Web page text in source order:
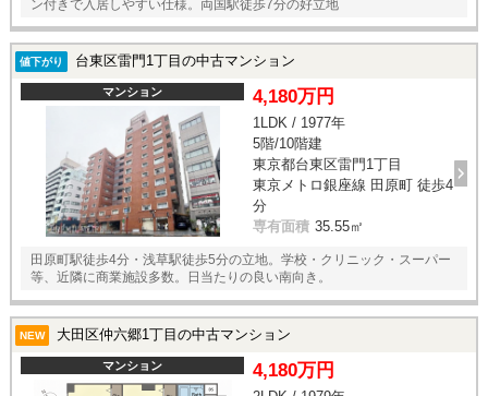
ン付きで入居しやすい仕様。両国駅徒歩7分の好立地
値下がり 台東区雷門1丁目の中古マンション
マンション 4,180万円
1LDK / 1977年
5階/10階建
東京都台東区雷門1丁目
東京メトロ銀座線 田原町 徒歩4
分
専有面積 35.55㎡
田原町駅徒歩4分・浅草駅徒歩5分の立地。学校・クリニック・スーパー
等、近隣に商業施設多数。日当たりの良い南向き。
NEW 大田区仲六郷1丁目の中古マンション
マンション 4,180万円